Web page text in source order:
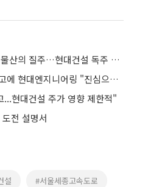
래미안 앞세워 돌아온 삼성물산의 질주…현대건설 독주 정비사업 지각변동?
서울세종고속도로 붕괴 사고에 현대엔지니어링 "진심으로 사과"
현대건설 주가 영향 제한적"
전 설명서
설 #서울세종고속도로